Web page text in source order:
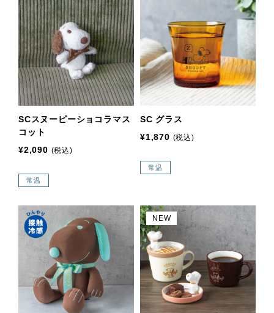
SCスヌーピーショコラマス
コット
¥2,090 (税込)
常温
SC グラス
¥1,870 (税込)
常温
NEW